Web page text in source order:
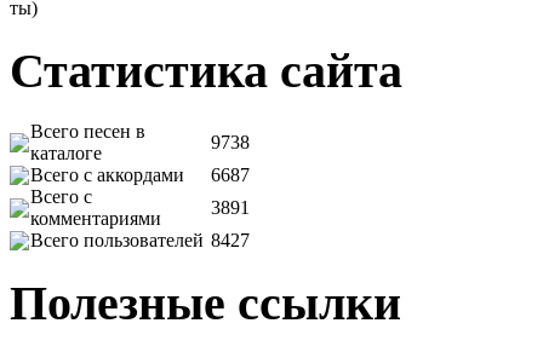
ты)
Статистика сайта
Всего песен в
каталоге
9738
Всего с аккордами
6687
Всего с
комментариями
3891
Всего пользователей 8427
Полезные ссылки